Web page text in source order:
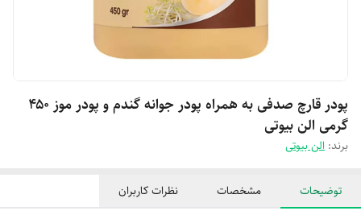
پودر قارچ صدفی به همراه پودر جوانه گندم و پودر موز ۴۵۰
گرمی الن بیوتی
برند: الن بیوتی
توضیحات مشخصات نظرات کاربران